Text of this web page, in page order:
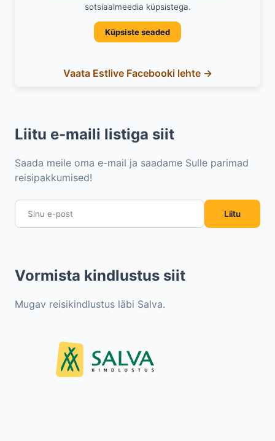
sotsiaalmeedia küpsistega.
Küpsiste seaded
Vaata Estlive Facebooki lehte →
Liitu e-maili listiga siit
Saada meile oma e-mail ja saadame Sulle parimad
reisipakkumised!
Liitu
Vormista kindlustus siit
Mugav reisikindlustus läbi Salva.